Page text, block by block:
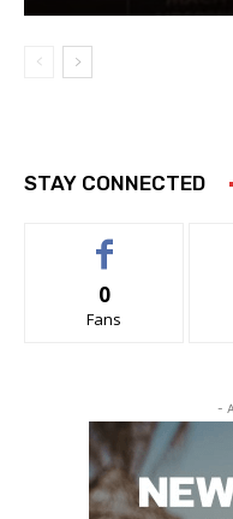
STAY CONNECTED
0
Fans
-